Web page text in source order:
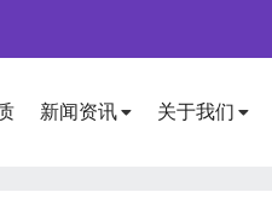
新闻资讯 关于我们